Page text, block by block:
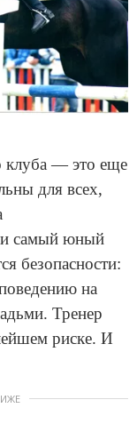
клуба — это еще
для всех,
самый юный
безопасности:
на
Тренер
риске. И